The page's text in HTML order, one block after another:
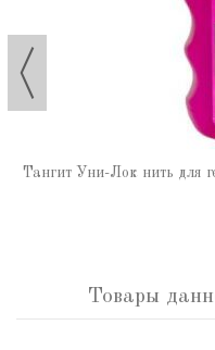
Тангит Уни-Лок нить для
Товары